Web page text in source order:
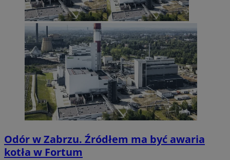
Odór w Zabrzu. Źródłem ma być awaria
kotła w Fortum